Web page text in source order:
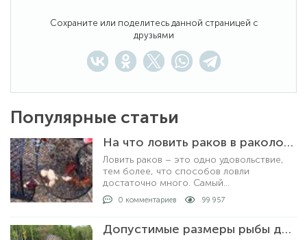
Сохраните или поделитесь данной страницей с
друзьями
Популярные статьи
На что ловить раков в раколовке
Ловить раков – это одно удовольствие,
тем более, что способов ловли
достаточно много. Самый
распространенный и уловистый способ –
это ловля раколовками. Хотя, ловить
0 комментариев 99 957
Допустимые размеры рыбы для вылова по регионам